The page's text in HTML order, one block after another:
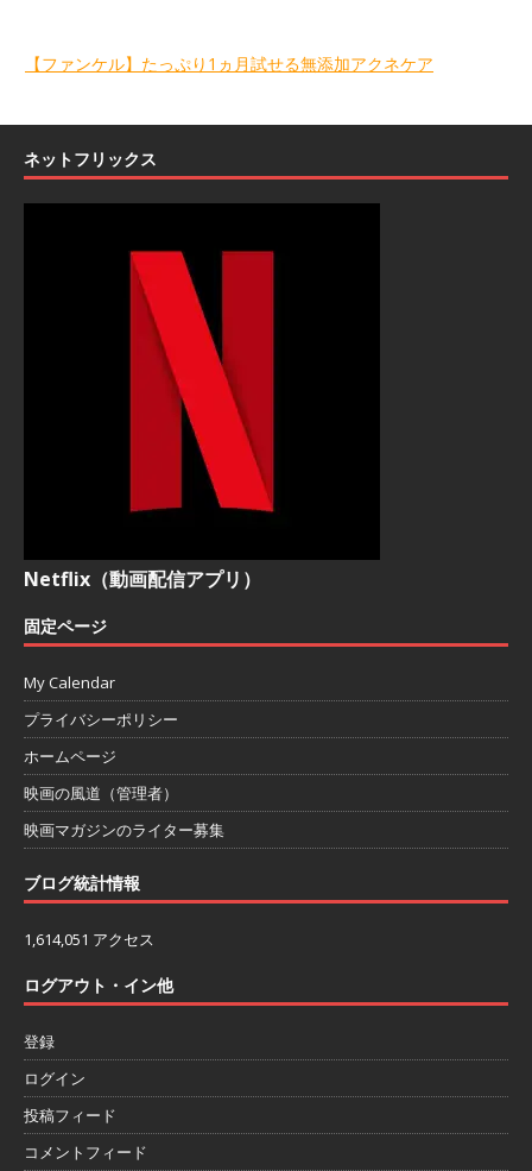
【ファンケル】たっぷり1ヵ月試せる無添加アクネケア
ネットフリックス
Netflix（動画配信アプリ）
固定ページ
My Calendar
プライバシーポリシー
ホームページ
映画の風道（管理者）
映画マガジンのライター募集
ブログ統計情報
1,614,051 アクセス
ログアウト・イン他
登録
ログイン
投稿フィード
コメントフィード